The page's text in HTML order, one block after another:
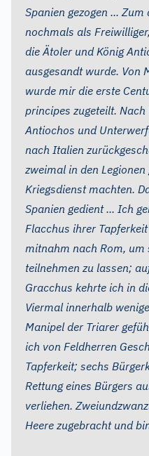
Spanien gezogen ...
nochmals als
die Ätoler und König
ausgesandt wurde. Von
wurde mir die erste
principes zugeteilt. Nach
Antiochos und
nach Italien
zweimal in den
Kriegsdienst machten.
Spanien gedient ... Ich
Flacchus ihrer
mitnahm nach Rom, um
teilnehmen zu lassen;
Gracchus kehrte ich in
Viermal innerhalb
Manipel der Triarer
ich von Feldherren
Tapferkeit; sechs
Rettung eines Bürgers
verliehen.
Heere zugebracht und